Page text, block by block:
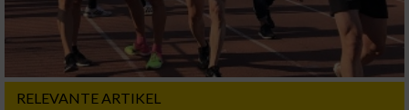
RELEVANTE ARTIKEL